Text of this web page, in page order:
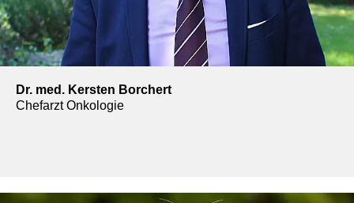
Dr. med. Kersten Borchert
Chefarzt Onkologie